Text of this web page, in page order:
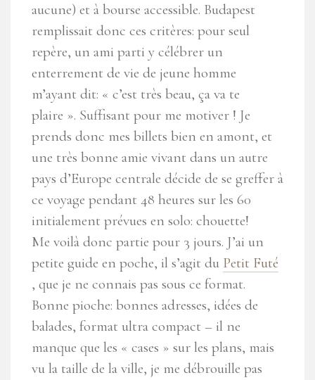
aucune) et à bourse accessible. Budapest
remplissait donc ces critères: pour seul
repère, un ami parti y célébrer un
enterrement de vie de jeune homme
m’ayant dit: « c’est très beau, ça va te
plaire ». Suffisant pour me motiver ! Je
prends donc mes billets bien en amont, et
une très bonne amie vivant dans un autre
pays d’Europe centrale décide de se greffer à
ce voyage pendant 48 heures sur les 60
initialement prévues en solo: chouette!
Me voilà donc partie pour 3 jours. J’ai un
petite guide en poche, il s’agit du Petit Futé
, que je ne connais pas sous ce format.
Bonne pioche: bonnes adresses, idées de
balades, format ultra compact – il ne
manque que les « cases » sur les plans, mais
vu la taille de la ville, je me débrouille pas